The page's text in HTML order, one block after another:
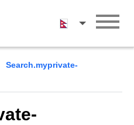
नेपाली
Search.myprivate-